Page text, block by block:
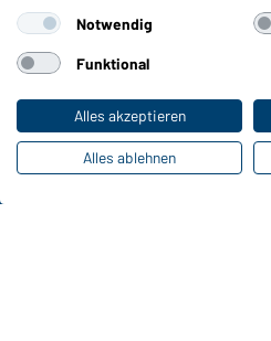
Pflegehinweise
Farben
Online-Kataloge
Zu den Download-Links
Notwendig
Funktional
Alles akzeptieren
Alles ablehnen